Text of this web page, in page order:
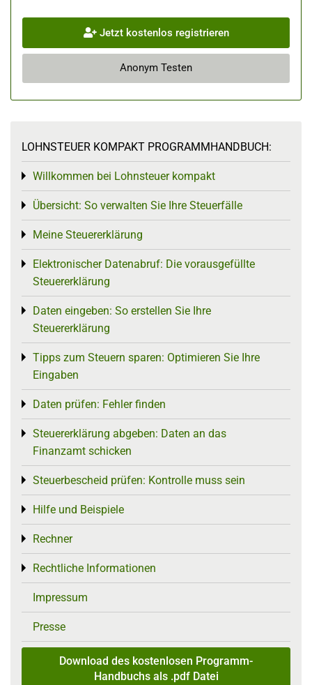
Jetzt kostenlos registrieren
Anonym Testen
LOHNSTEUER KOMPAKT PROGRAMMHANDBUCH:
Willkommen bei Lohnsteuer kompakt
Toggle menu
Übersicht: So verwalten Sie Ihre Steuerfälle
Toggle menu
Meine Steuererklärung
Toggle menu
Elektronischer Datenabruf: Die vorausgefüllte
Steuererklärung
Toggle menu
Daten eingeben: So erstellen Sie Ihre
Steuererklärung
Toggle menu
Tipps zum Steuern sparen: Optimieren Sie Ihre
Eingaben
Toggle menu
Daten prüfen: Fehler finden
Toggle menu
Steuererklärung abgeben: Daten an das
Finanzamt schicken
Toggle menu
Steuerbescheid prüfen: Kontrolle muss sein
Toggle menu
Hilfe und Beispiele
Toggle menu
Rechner
Toggle menu
Rechtliche Informationen
Toggle menu
Impressum
Presse
Download des kostenlosen Programm-
Handbuchs als .pdf Datei